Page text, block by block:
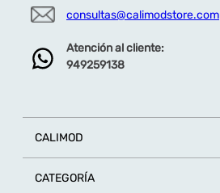
consultas@calimodstore.com
Atención al cliente:
949259138
CALIMOD
CATEGORÍA